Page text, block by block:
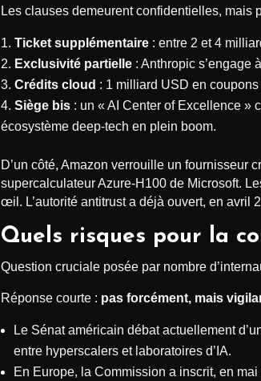
Les clauses demeurent confidentielles, mais
Ticket supplémentaire : entre 2 et 4
Exclusivité partielle : Anthropic s’engage
Crédits cloud : 1 milliard USD en
Siège bis : un « AI Center of Excellence »
écosystème deep-tech en plein boom.
D’un côté, Amazon verrouille un fournisseur
supercalculateur Azure-H100 de Microsoft.
œil. L’autorité antitrust a déjà ouvert, en avril
Quels risques pour la
Question cruciale posée par nombre
Réponse courte : pas forcément, mais
Le Sénat américain débat actuellement
entre hyperscalers et laboratoires d’IA.
En Europe, la Commission a inscrit, en